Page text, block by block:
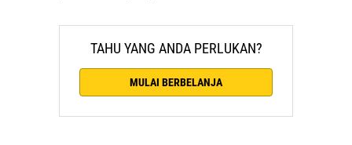
TAHU YANG ANDA PERLUKAN?
MULAI BERBELANJA